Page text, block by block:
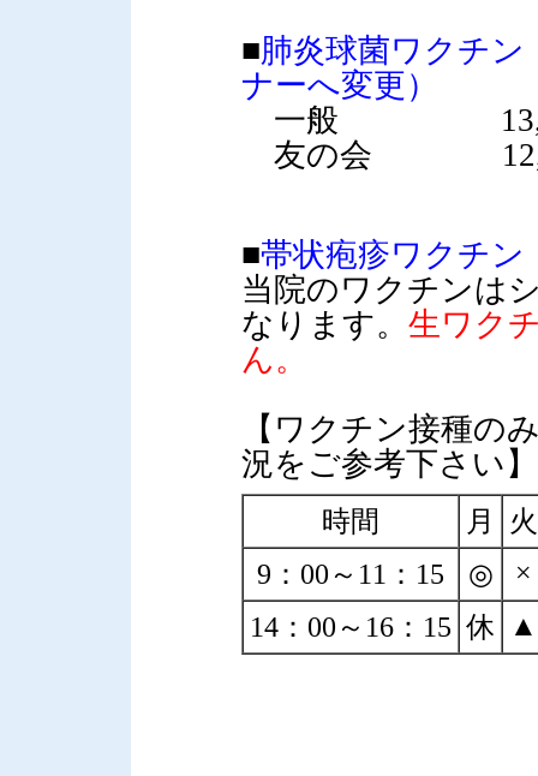
■肺炎球菌ワクチン
ナーへ変更）
一般
友の会
■帯状疱疹ワクチン
当院のワクチンは
なります。 生ワク
ん。
【ワクチン接種の
況をご参考下さい】
時間 月
火
9：00～11：15
◎
×
14：00～16：15 休 ▲